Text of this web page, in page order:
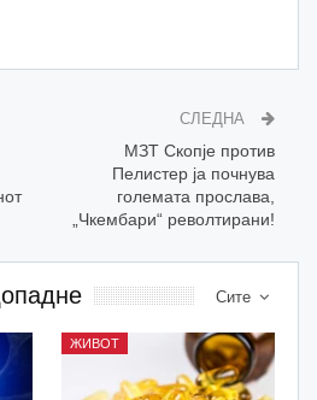
СЛЕДНА
МЗТ Скопје против
Пелистер ја почнува
големата прослава,
„Чкембари“ револтирани!
Сите
ЖИВОТ